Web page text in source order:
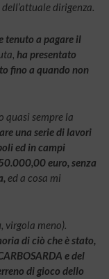
dirigenza.
tenuto a pagare il
ha presentato
fino a quando non
quasi sempre la
una serie di lavori
ed in campi
euro, senza
ed a cosa mi
virgola meno).
di ciò che è stato,
e del
di gioco dello